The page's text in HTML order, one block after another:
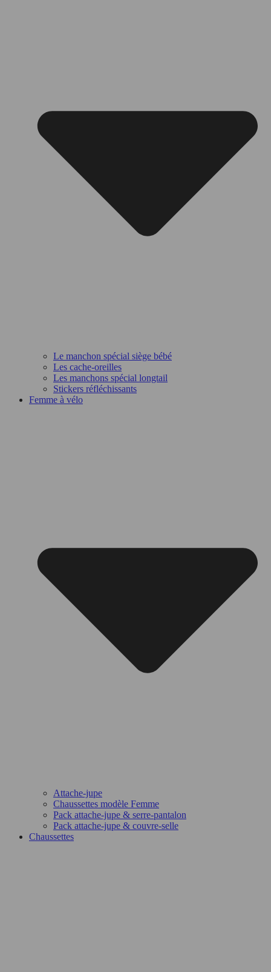
Le manchon spécial siège bébé
Les cache-oreilles
Les manchons spécial longtail
Stickers réfléchissants
Femme à vélo
Attache-jupe
Chaussettes modèle Femme
Pack attache-jupe & serre-pantalon
Pack attache-jupe & couvre-selle
Chaussettes